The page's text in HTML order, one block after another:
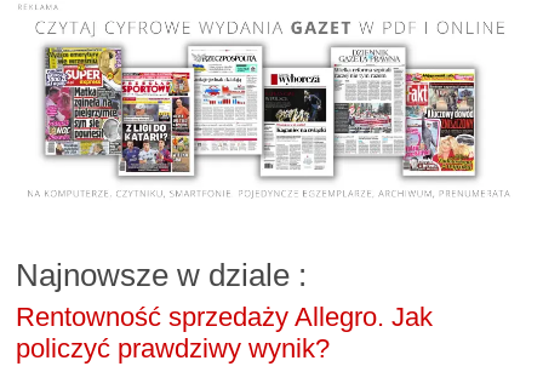
Najnowsze w dziale :
Rentowność sprzedaży Allegro. Jak
policzyć prawdziwy wynik?